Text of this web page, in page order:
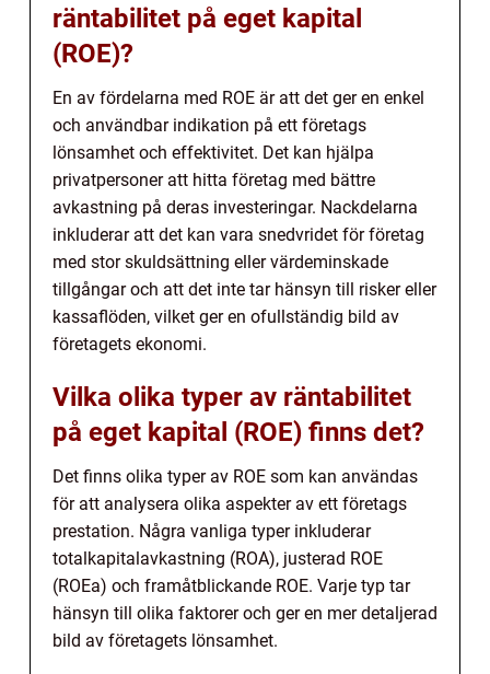
räntabilitet på eget kapital
(ROE)?
En av fördelarna med ROE är att det ger en enkel
och användbar indikation på ett företags
lönsamhet och effektivitet. Det kan hjälpa
privatpersoner att hitta företag med bättre
avkastning på deras investeringar. Nackdelarna
inkluderar att det kan vara snedvridet för företag
med stor skuldsättning eller värdeminskade
tillgångar och att det inte tar hänsyn till risker eller
kassaflöden, vilket ger en ofullständig bild av
företagets ekonomi.
Vilka olika typer av räntabilitet
på eget kapital (ROE) finns det?
Det finns olika typer av ROE som kan användas
för att analysera olika aspekter av ett företags
prestation. Några vanliga typer inkluderar
totalkapitalavkastning (ROA), justerad ROE
(ROEa) och framåtblickande ROE. Varje typ tar
hänsyn till olika faktorer och ger en mer detaljerad
bild av företagets lönsamhet.